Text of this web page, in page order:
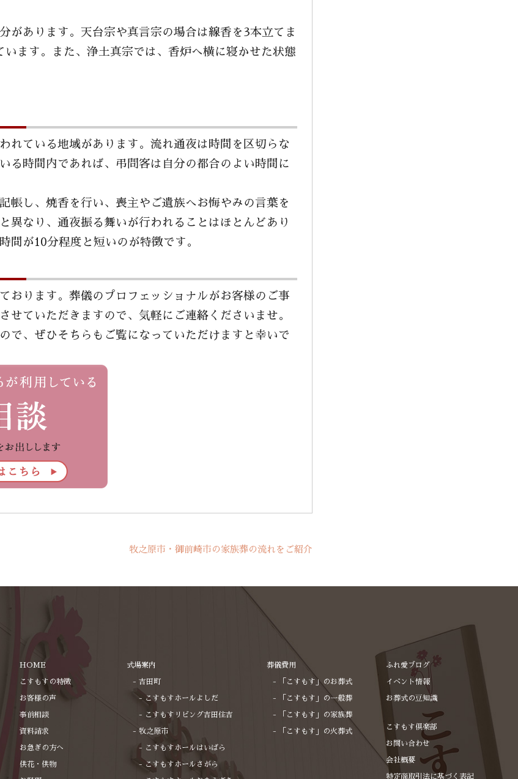
があります。天台宗や真言宗の場合は線香を3本立てま
ます。
また、浄土真宗では、香炉へ横に寝かせた状態
れている地域があります。流れ通夜は時間を区切らな
る時間内であれば、弔問客は自分の都合のよい時間に
帳し、焼香を行い、喪主やご遺族へお悔やみの言葉を
異なり、通夜振る舞いが行われることはほとんどあり
間が10分程度と短いのが特徴です。
おります。葬儀のプロフェッショナルがお客様のご事
せていただきますので、気軽にご連絡くださいませ。
で、ぜひそちらもご覧になっていただけますと幸いで
牧之原市・御前崎市の家族葬の流れをご紹介
HOME
こすもすの特徴
お客様の声
事前相談
資料請求
お急ぎの方へ
供花・供物
式場案内
吉田町
こすもすホールよしだ
こすもすリビング吉田住吉
牧之原市
こすもすホールはいばら
こすもすホールさがら
葬儀費用
「こすもす」のお葬式
「こすもす」の一般葬
「こすもす」の家族葬
「こすもす」の火葬式
ふれ愛ブログ
イベント情報
お葬式の豆知識
こすもす倶楽部
お問い合わせ
会社概要
特定商取引法に基づく表記